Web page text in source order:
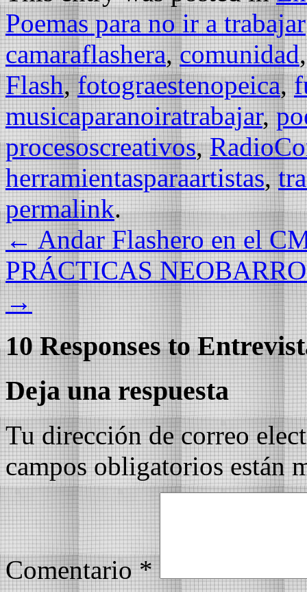
Poemas para no ir a trabajar
camaraflashera,comunidad
Flash⁠,fotograestenopeica,
musicaparanoiratrabajar,
procesoscreativos⁠,
⁠herramientasparaartistas,
permalink.
←Andar Flashero en el
PRÁCTICAS
→
10 Responses to
Deja una respuesta
Tu dirección de correo
campos obligatorios están
Comentario*